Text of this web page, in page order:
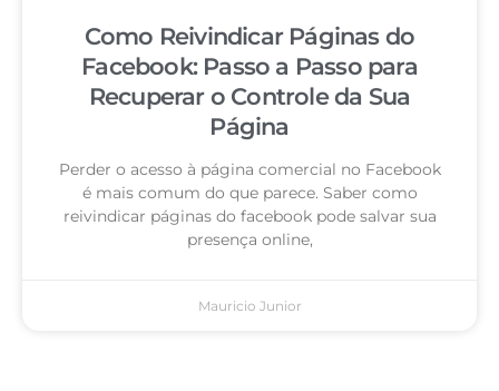
Como Reivindicar Páginas do
Facebook: Passo a Passo para
Recuperar o Controle da Sua
Página
Perder o acesso à página comercial no Facebook
é mais comum do que parece. Saber como
reivindicar páginas do facebook pode salvar sua
presença online,
Mauricio Junior